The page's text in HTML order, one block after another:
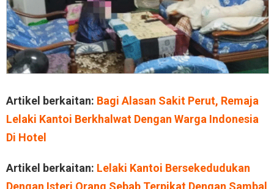
Artikel berkaitan: Bagi Alasan Sakit Perut, Remaja
Lelaki Kantoi Berkhalwat Dengan Warga Indonesia
Di Hotel
Artikel berkaitan: Lelaki Kantoi Bersekedudukan
Dengan Isteri Orang Sebab Terpikat Dengan Sambal